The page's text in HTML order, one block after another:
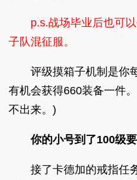
p.s.战场毕业后也可
子队混征服。
评级摸箱子机制是你
有机会获得660装备一件
不出来。)
你的小号到了100级
接了卡德加的戒指任务